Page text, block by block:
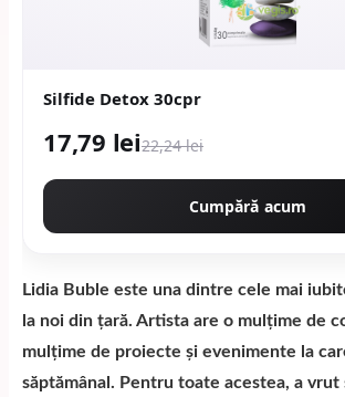
Silfide Detox 30cpr
17,79 lei22,24 lei
Cumpără acum
Lidia Buble este una dintre cele mai
la noi din țară. Artista are o mulțime de
mulțime de proiecte și evenimente la
săptămânal. Pentru toate acestea, a vrut